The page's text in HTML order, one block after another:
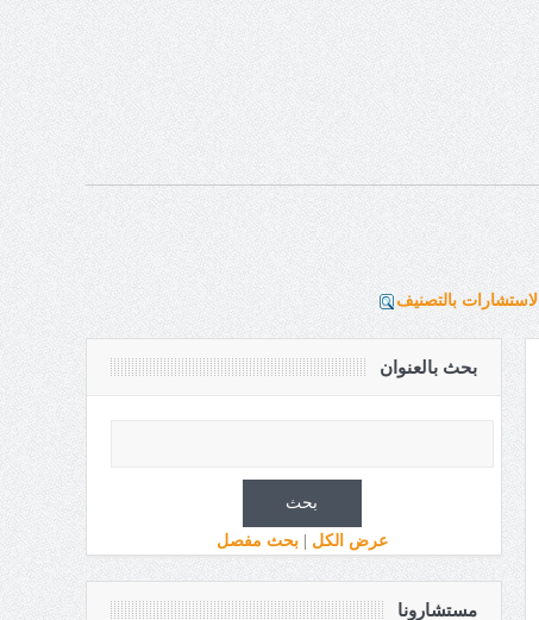
بالتصنيف
بحث بالعنوان
عرض الكل |بحث مفصل
مستشارونا